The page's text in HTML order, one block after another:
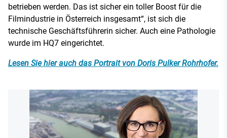
betrieben werden. Das ist sicher ein toller Boost für die
Filmindustrie in Österreich insgesamt“, ist sich die
technische Geschäftsführerin sicher. Auch eine Pathologie
wurde im HQ7 eingerichtet.
Lesen Sie hier auch das Portrait von Doris Pulker Rohrhofer.